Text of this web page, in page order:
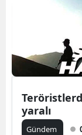
yaralı
Gündem